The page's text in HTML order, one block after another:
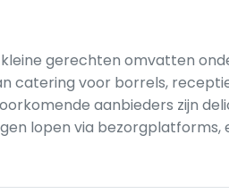
gerechten omvatten
catering voor borrels,
aanbieders zijn
lopen via